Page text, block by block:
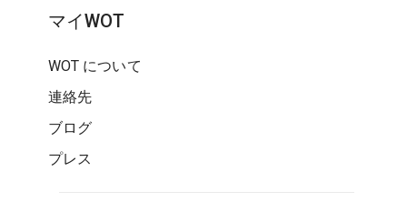
マイWOT
WOT について
連絡先
ブログ
プレス